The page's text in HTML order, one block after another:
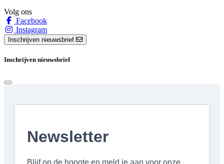
Volg ons
Facebook
Instagram
Inschrijven nieuwsbrief
Inschrijven nieuwsbrief